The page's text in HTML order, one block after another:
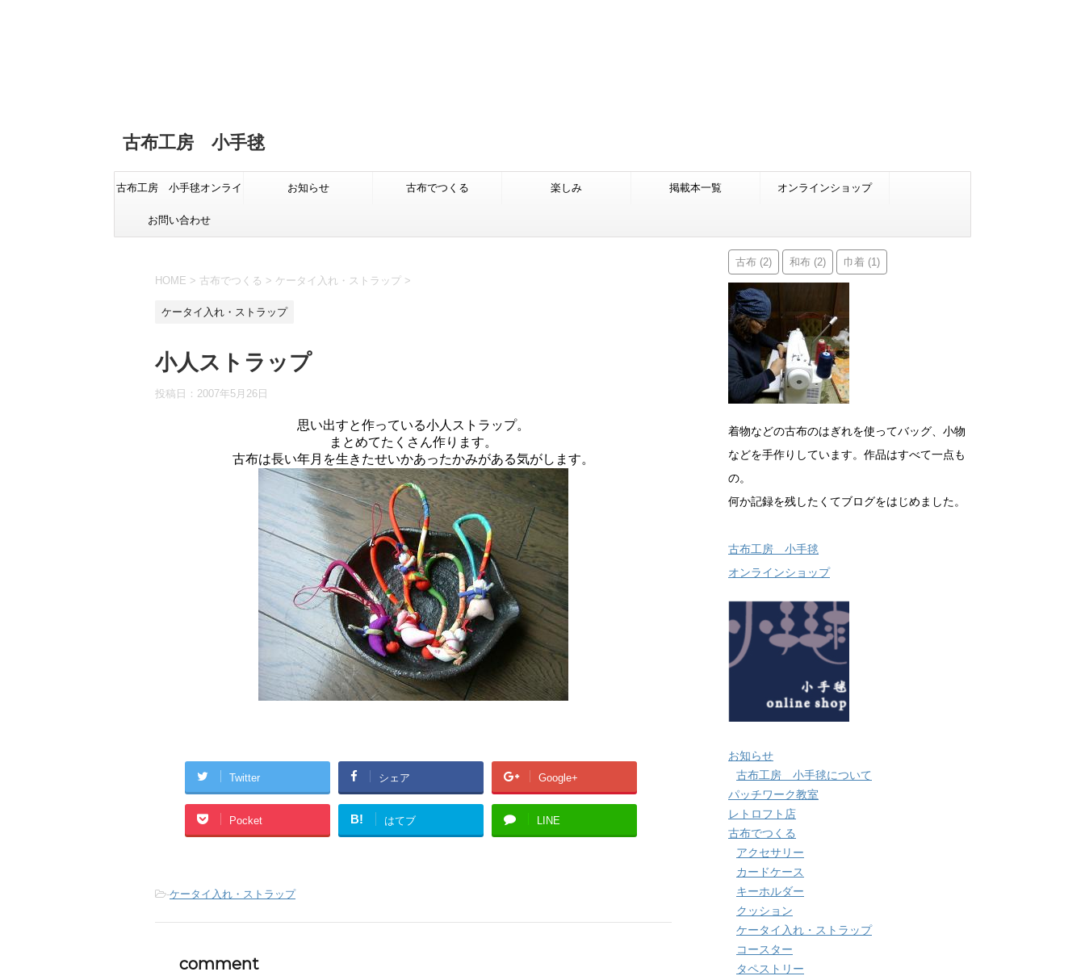
古布工房 小手毬
古布工房 小手毬オンライ
ンショップ
お知らせ 古布でつくる 楽しみ 掲載本一覧 オンラインショップ
お問い合わせ
HOME > 古布でつくる > ケータイ入れ・ストラップ >
ケータイ入れ・ストラップ
小人ストラップ
投稿日： 2007年5月26日
思い出すと作っている小人ストラップ。
まとめてたくさん作ります。
古布は長い年月を生きたせいかあったかみがある気がします。
Twitter シェア Google+
Pocket B! はてブ LINE
-ケータイ入れ・ストラップ
comment
古布 (2) 和布 (2) 巾着 (1)
着物などの古布のはぎれを使ってバッグ、小物
などを手作りしています。作品はすべて一点も
の。
何か記録を残したくてブログをはじめました。
古布工房 小手毬
オンラインショップ
お知らせ
古布工房 小手毬について
パッチワーク教室
レトロフト店
古布でつくる
アクセサリー
カードケース
キーホルダー
クッション
ケータイ入れ・ストラップ
コースター
タペストリー